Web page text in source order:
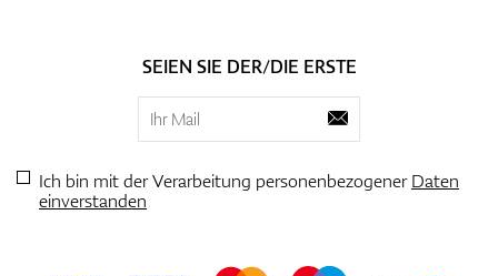
SEIEN SIE DER/DIE ERSTE
Ich bin mit der Verarbeitung personenbezogenerDaten
einverstanden